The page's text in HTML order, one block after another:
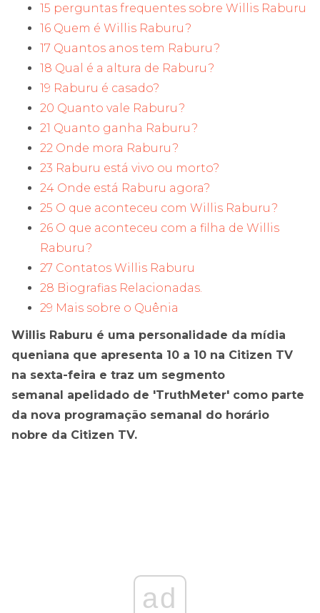
15 perguntas frequentes sobre Willis Raburu
16 Quem é Willis Raburu?
17 Quantos anos tem Raburu?
18 Qual é a altura de Raburu?
19 Raburu é casado?
20 Quanto vale Raburu?
21 Quanto ganha Raburu?
22 Onde mora Raburu?
23 Raburu está vivo ou morto?
24 Onde está Raburu agora?
25 O que aconteceu com Willis Raburu?
26 O que aconteceu com a filha de Willis
Raburu?
27 Contatos Willis Raburu
28 Biografias Relacionadas.
29 Mais sobre o Quênia
Willis Raburu é uma personalidade da mídia
queniana que apresenta 10 a 10 na Citizen TV
na sexta-feira e traz um segmento
semanal apelidado de 'TruthMeter' como parte
da nova programação semanal do horário
nobre da Citizen TV.
ad